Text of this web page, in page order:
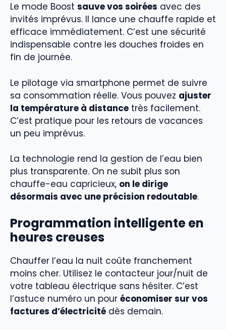
Le mode Boost sauve vos soirées avec des
invités imprévus. Il lance une chauffe rapide et
efficace immédiatement. C’est une sécurité
indispensable contre les douches froides en
fin de journée.
Le pilotage via smartphone permet de suivre
sa consommation réelle. Vous pouvez ajuster
la température à distance très facilement.
C’est pratique pour les retours de vacances
un peu imprévus.
La technologie rend la gestion de l’eau bien
plus transparente. On ne subit plus son
chauffe-eau capricieux, on le dirige
désormais avec une précision redoutable.
Programmation intelligente en
heures creuses
Chauffer l’eau la nuit coûte franchement
moins cher. Utilisez le contacteur jour/nuit de
votre tableau électrique sans hésiter. C’est
l’astuce numéro un pour économiser sur vos
factures d’électricité dès demain.